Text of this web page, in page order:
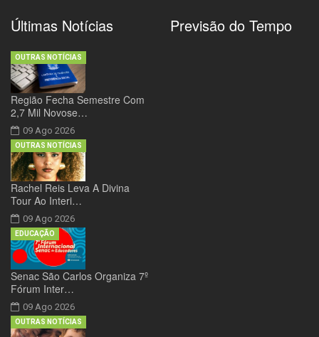
Últimas Notícias
Região Fecha Semestre Com
2,7 Mil Novose…
09 Ago 2026
OUTRAS NOTÍCIAS
Rachel Reis Leva A Divina
Tour Ao Interi…
09 Ago 2026
OUTRAS NOTÍCIAS
Senac São Carlos Organiza 7º
Fórum Inter…
09 Ago 2026
EDUCAÇÃO
OUTRAS NOTÍCIAS
Previsão do Tempo